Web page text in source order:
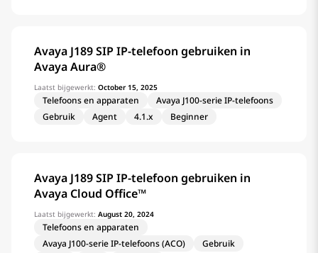
Avaya J189 SIP IP-telefoon gebruiken in
Avaya Aura®
Laatst bijgewerkt: October 15, 2025
Telefoons en apparaten
Avaya J100-serie IP-telefoons
Gebruik
Agent 4.1.x Beginner
Avaya J189 SIP IP-telefoon gebruiken in
Avaya Cloud Office™
Laatst bijgewerkt: August 20, 2024
Telefoons en apparaten
Avaya J100-serie IP-telefoons (ACO)
Gebruik